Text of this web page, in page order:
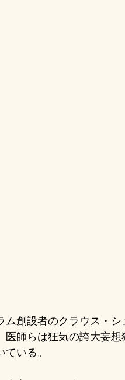
ム創設者のクラウス・
医師らは狂気の誇大妄
いる。